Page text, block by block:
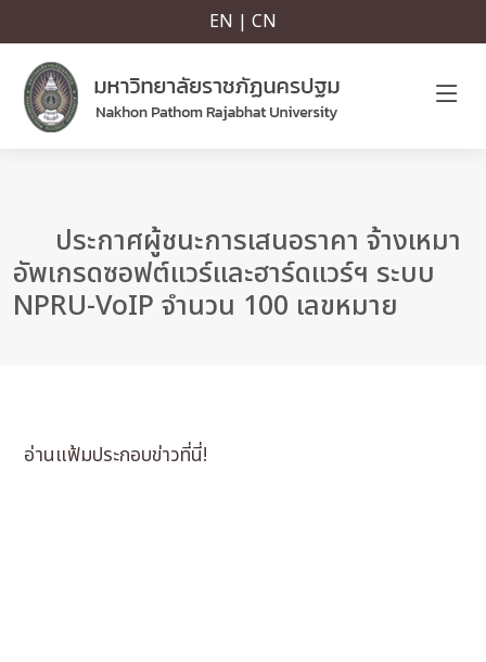
EN | CN
ประกาศผู้ชนะการเสนอราคา จ้างเหมา
อัพเกรดซอฟต์แวร์และฮาร์ดแวร์ฯ ระบบ
NPRU-VoIP จำนวน 100 เลขหมาย
อ่านแฟ้มประกอบข่าวที่นี่!